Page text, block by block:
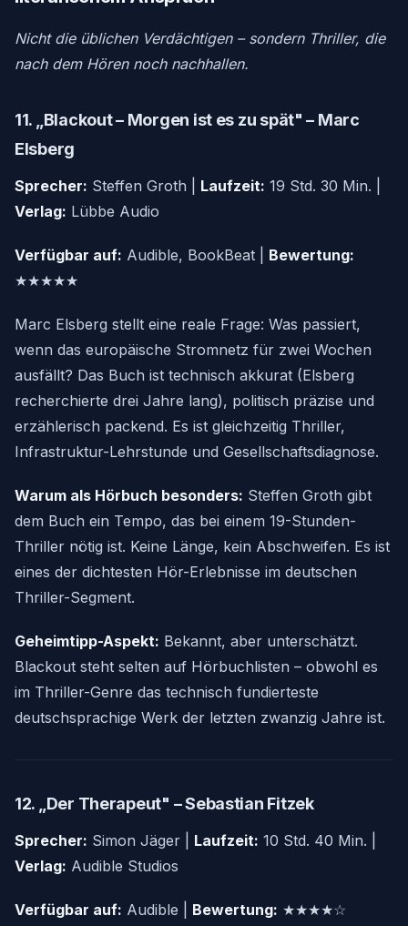
Nicht die üblichen Verdächtigen – sondern Thriller, die
nach dem Hören noch nachhallen.
11. „Blackout – Morgen ist es zu spät" – Marc
Elsberg
Sprecher: Steffen Groth | Laufzeit: 19 Std. 30 Min. |
Verlag: Lübbe Audio
Verfügbar auf: Audible, BookBeat | Bewertung:
★★★★★
Marc Elsberg stellt eine reale Frage: Was passiert,
wenn das europäische Stromnetz für zwei Wochen
ausfällt? Das Buch ist technisch akkurat (Elsberg
recherchierte drei Jahre lang), politisch präzise und
erzählerisch packend. Es ist gleichzeitig Thriller,
Infrastruktur-Lehrstunde und Gesellschaftsdiagnose.
Warum als Hörbuch besonders: Steffen Groth gibt
dem Buch ein Tempo, das bei einem 19-Stunden-
Thriller nötig ist. Keine Länge, kein Abschweifen. Es ist
eines der dichtesten Hör-Erlebnisse im deutschen
Thriller-Segment.
Geheimtipp-Aspekt: Bekannt, aber unterschätzt.
Blackout steht selten auf Hörbuchlisten – obwohl es
im Thriller-Genre das technisch fundierteste
deutschsprachige Werk der letzten zwanzig Jahre ist.
12. „Der Therapeut" – Sebastian Fitzek
Sprecher: Simon Jäger | Laufzeit: 10 Std. 40 Min. |
Verlag: Audible Studios
Verfügbar auf: Audible | Bewertung: ★★★★☆